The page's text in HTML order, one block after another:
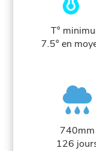
T°
7.5° en
740mm
126